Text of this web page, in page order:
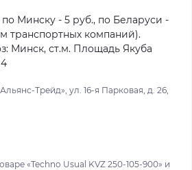
Минску - 5 руб., по Беларуси -
транспортных компаний).
Минск, ст.м. Площадь Якуба
Трейд», ул. 16-я Парковая, д. 26,
«Techno Usual KVZ 250-105-900» и